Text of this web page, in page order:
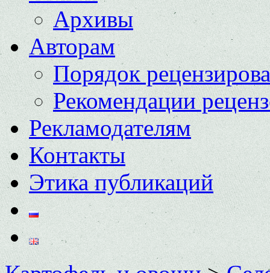
Архивы
Авторам
Порядок
Рекомендации
Рекламодателям
Контакты
Этика публикаций